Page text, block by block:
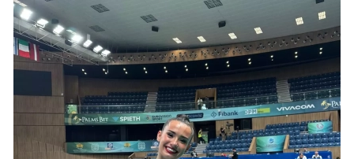
CONTACTAR
FIESTAS EN EL ALTO ARAGÓN
FIESTAS DE SAN LORENZO